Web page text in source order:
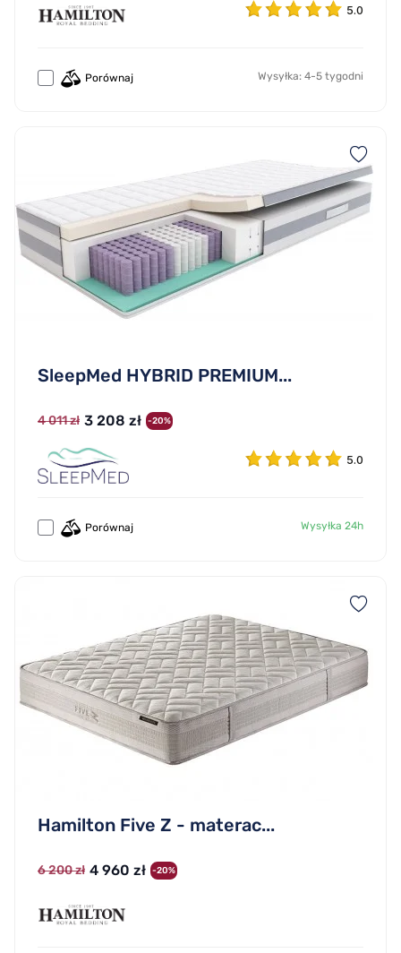
5.0
Porównaj Wysyłka: 4-5 tygodni
SleepMed HYBRID PREMIUM...
4 011 zł 3 208 zł -20%
5.0
Porównaj Wysyłka 24h
Hamilton Five Z - materac...
6 200 zł 4 960 zł -20%